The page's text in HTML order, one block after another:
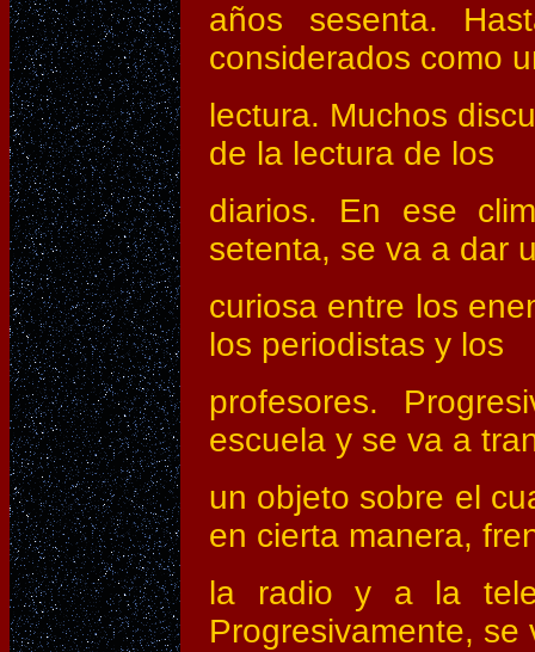
años sesenta.
considerados como
lectura. Muchos
de la lectura de los
diarios. En ese
setenta, se va a dar
curiosa entre los
los periodistas y los
profesores.
escuela y se va a
un objeto sobre el
en cierta manera,
la radio y a la
Progresivamente, se